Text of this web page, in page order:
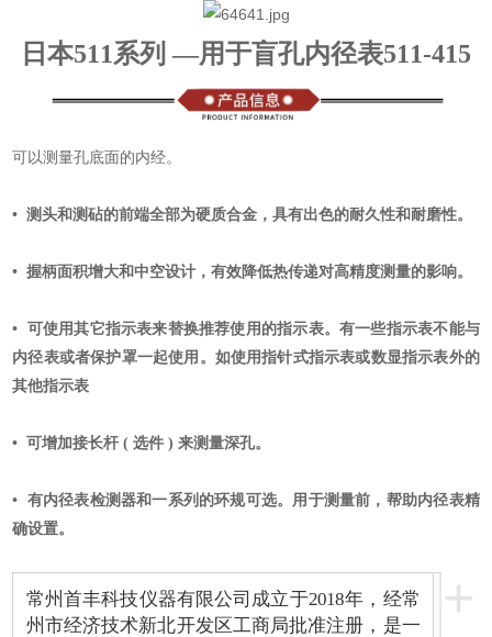
日本511系列 —用于盲孔内径表511-415
可以测量孔底面的内经。
• 测头和测砧的前端全部为硬质合金，具有出色的耐久性和耐磨性。
• 握柄面积增大和中空设计，有效降低热传递对高精度测量的影响。
• 可使用其它指示表来替换推荐使用的指示表。有一些指示表不能与
内径表或者保护罩一起使用。如使用指针式指示表或数显指示表外的
其他指示表
• 可增加接长杆 ( 选件 ) 来测量深孔。
• 有内径表检测器和一系列的环规可选。用于测量前，帮助内径表精
确设置。
+
常州首丰科技仪器有限公司成立于2018年，经常
州市经济技术新北开发区工商局批准注册，是一